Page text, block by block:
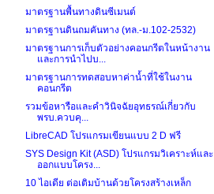
มาตรฐานพื้นทางดินซีเมนต์
มาตรฐานดินถมคันทาง (ทล.-ม.102-2532)
มาตรฐานการเก็บตัวอย่างคอนกรีตในหน้างาน
และการนำไปบ...
มาตรฐานการทดสอบหาค่าน้ำที่ใช้ในงาน
คอนกรีต
รวมข้อหารือและคำวินิจฉัยอุทธรณ์เกี่ยวกับ
พรบ.ควบคุ...
LibreCAD โปรแกรมเขียนแบบ 2 D ฟรี
SYS Design Kit (ASD) โปรแกรมวิเคราะห์และ
ออกแบบโครง...
10 ไอเดีย ต่อเติมบ้านด้วยโครงสร้างเหล็ก